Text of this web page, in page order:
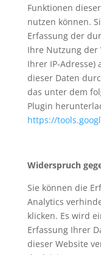
Funktionen
nutzen können.
Erfassung der
Ihre Nutzung der
Ihrer IP-Adresse)
dieser Daten
das unter dem
Plugin
https://
Widerspruch
Sie können die
Analytics
klicken. Es wird
Erfassung Ihrer
dieser Website